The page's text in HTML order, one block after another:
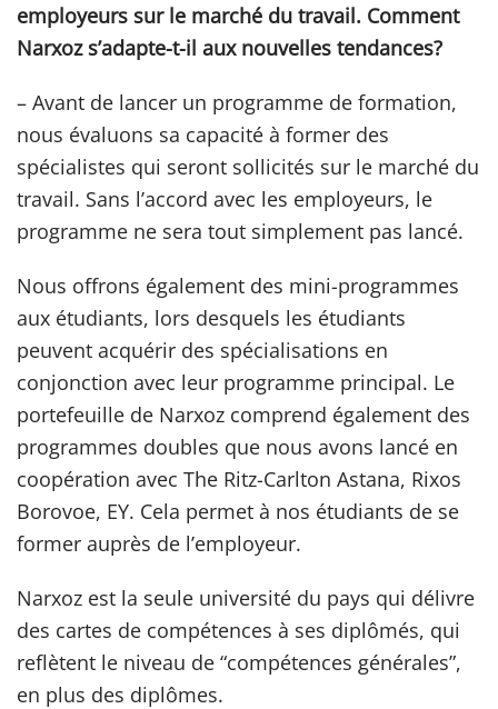
employeurs sur le marché du travail. Comment
Narxoz s’adapte-t-il aux nouvelles tendances?
– Avant de lancer un programme de formation,
nous évaluons sa capacité à former des
spécialistes qui seront sollicités sur le marché du
travail. Sans l’accord avec les employeurs, le
programme ne sera tout simplement pas lancé.
Nous offrons également des mini-programmes
aux étudiants, lors desquels les étudiants
peuvent acquérir des spécialisations en
conjonction avec leur programme principal. Le
portefeuille de Narxoz comprend également des
programmes doubles que nous avons lancé en
coopération avec The Ritz-Carlton Astana, Rixos
Borovoe, EY. Cela permet à nos étudiants de se
former auprès de l’employeur.
Narxoz est la seule université du pays qui délivre
des cartes de compétences à ses diplômés, qui
reflètent le niveau de “compétences générales”,
en plus des diplômes.